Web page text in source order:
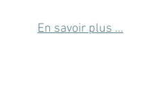
En savoir plus ...